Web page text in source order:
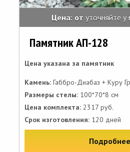
Цена: от уточняйте
Памятник АП-128
Цена указана за памятник
Камень: Габбро-Диабаз + Куру
Размеры стелы: 100*70*8 см
Цена комплекта: 2317 руб.
Срок изготовления: 120 дней
Подробнее